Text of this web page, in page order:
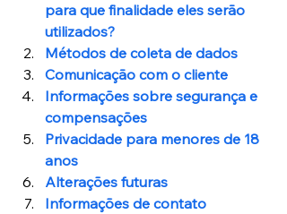
para que finalidade eles serão
utilizados?
Métodos de coleta de dados
Comunicação com o cliente
Informações sobre segurança e
compensações
Privacidade para menores de 18
anos
Alterações futuras
Informações de contato